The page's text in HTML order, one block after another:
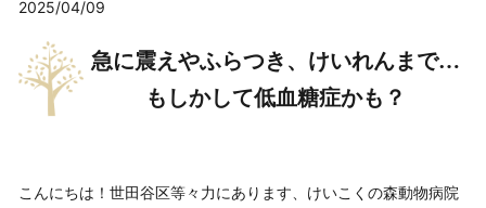
2025/04/09
急に震えやふらつき、けいれんまで…
もしかして低血糖症かも？
こんにちは！世田谷区等々力にあります、けいこくの森動物病院